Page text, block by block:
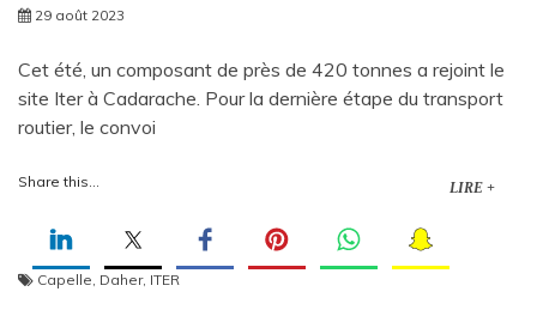
29 août 2023
Cet été, un composant de près de 420 tonnes a rejoint le
site Iter à Cadarache. Pour la dernière étape du transport
routier, le convoi
Share this... LIRE +
Capelle, Daher, ITER